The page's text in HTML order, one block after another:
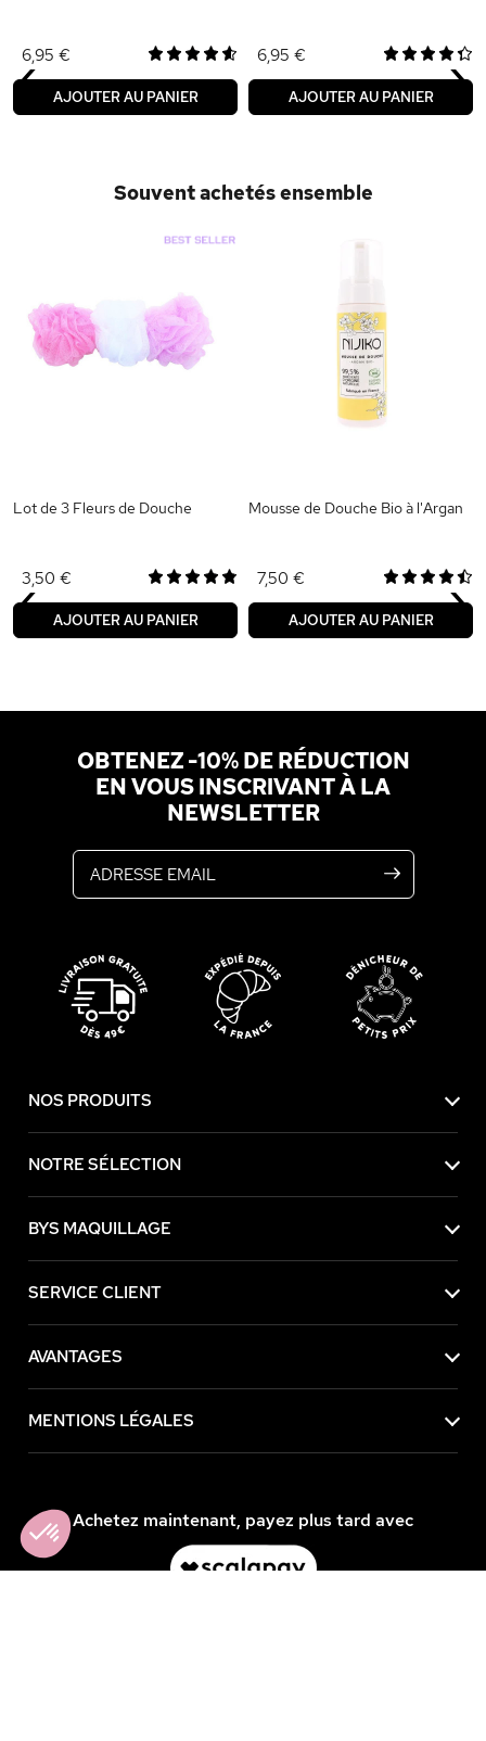
6,95 €
AJOUTER AU PANIER
6,95 €
AJOUTER AU PANIER
‹ ›
Souvent achetés ensemble
Lot de 3 Fleurs de Douche
3,50 €
AJOUTER AU PANIER
Mousse de Douche Bio à l'Argan
7,50 €
AJOUTER AU PANIER
‹ ›
OBTENEZ -10% DE RÉDUCTION
EN VOUS INSCRIVANT À LA
NEWSLETTER
NOS PRODUITS
NOTRE SÉLECTION
BYS MAQUILLAGE
SERVICE CLIENT
AVANTAGES
MENTIONS LÉGALES
Achetez maintenant, payez plus tard avec